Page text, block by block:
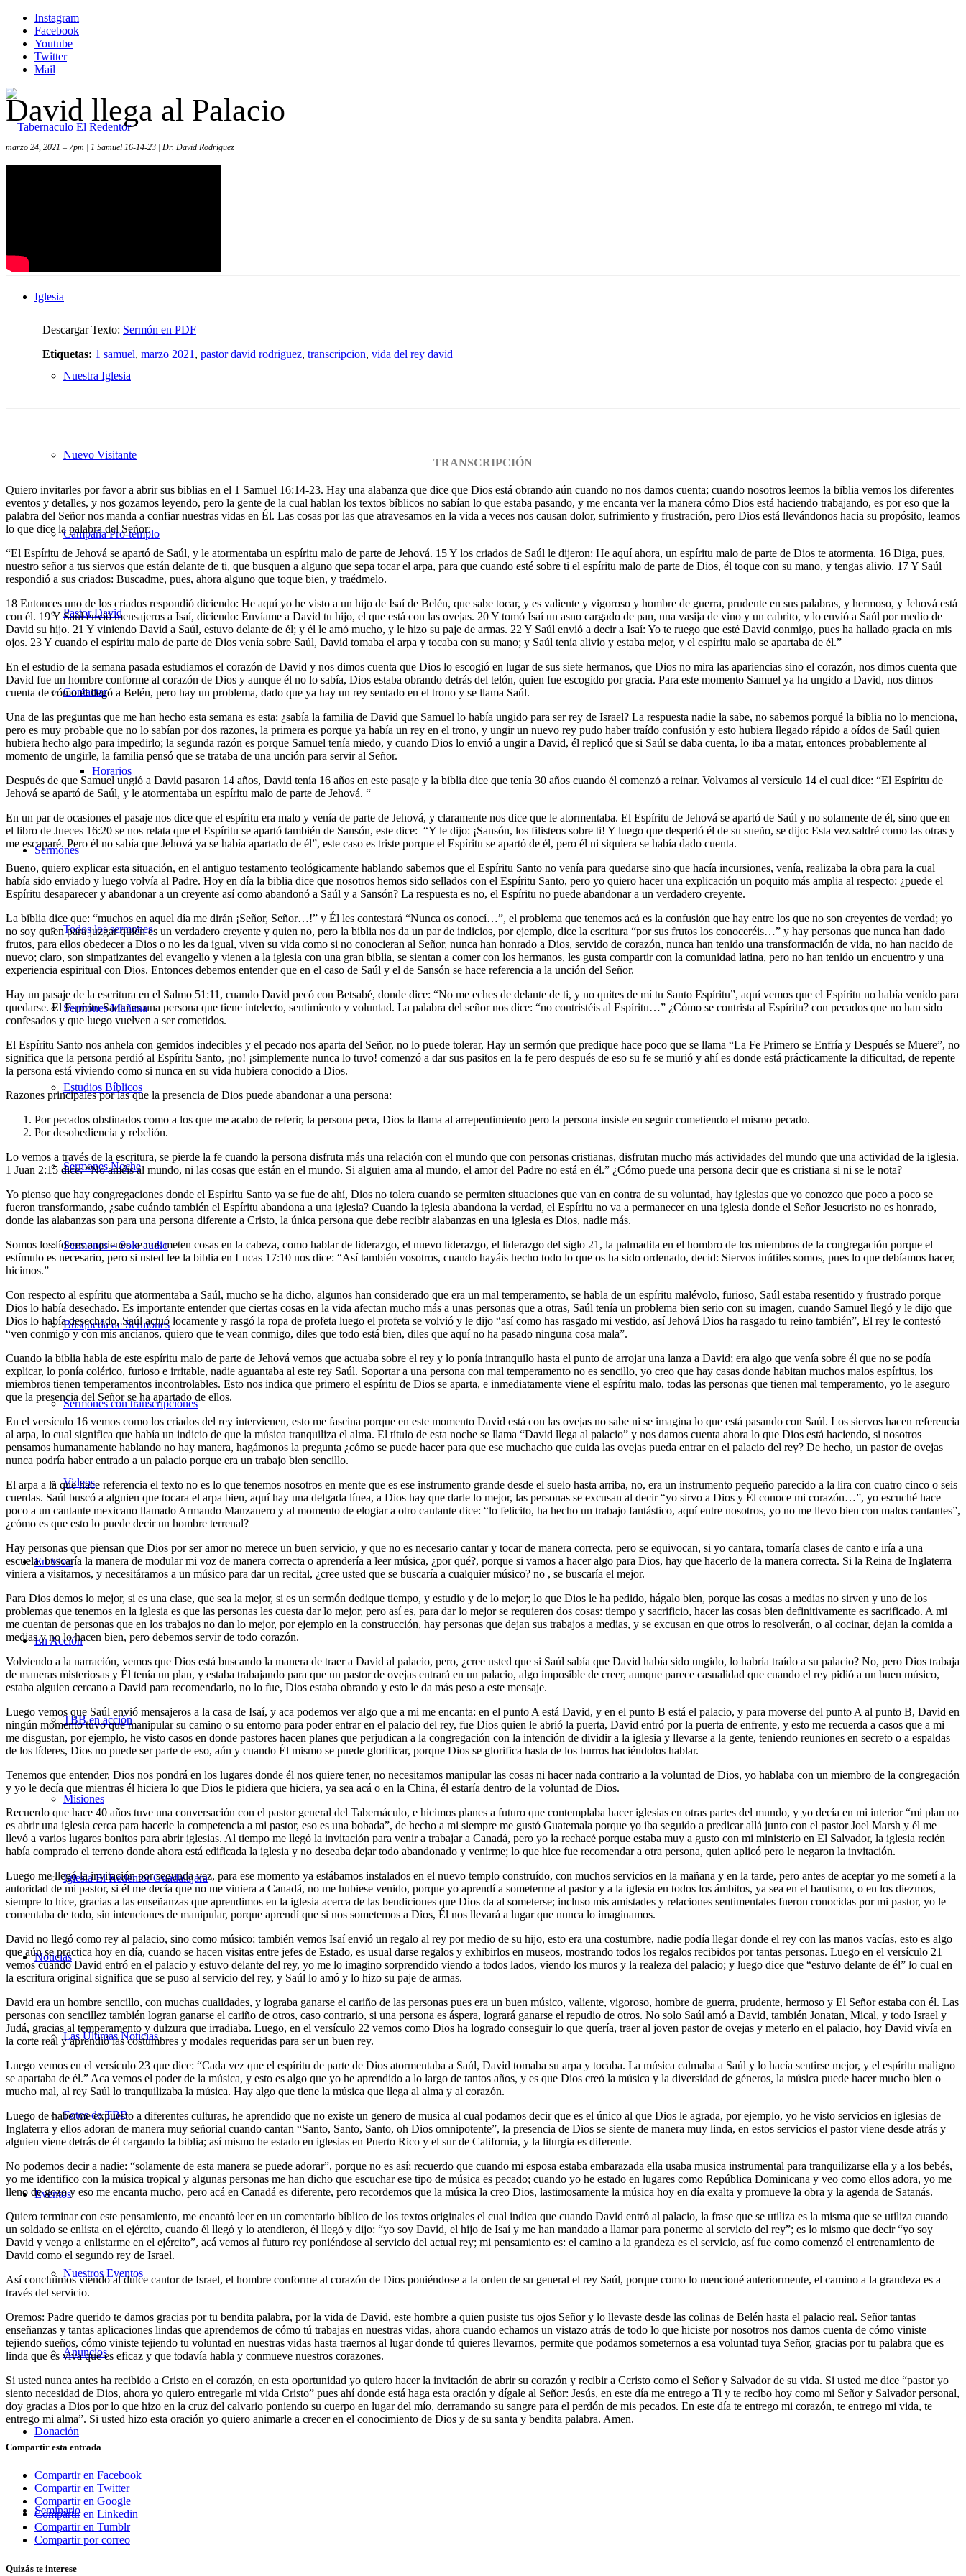
Instagram
Facebook
Youtube
Twitter
Mail
Iglesia
Nuestra Iglesia
Nuevo Visitante
Campaña Pro-templo
Pastor David
Contactar
Horarios
Sermones
Todos los sermones
Sermones Mañana
Estudios Bíblicos
Sermones Noche
Sermones – Solo audio
Búsqueda de Sermones
Sermones con transcripciones
Videos
En Vivo
En Acción
TBB en acción
Misiones
Iglesia El Redentor Guadalajara
Noticias
Las Últimas Noticias
Fotos de TBB
Eventos
Nuestros Eventos
Anuncios
Donación
Seminario
David llega al Palacio
marzo 24, 2021 – 7pm | 1 Samuel 16-14-23 | Dr. David Rodríguez
Descargar Texto: Sermón en PDF
Etiquetas: 1 samuel, marzo 2021 , pastor david rodriguez, transcripcion, vida del rey david
TRANSCRIPCIÓN
Quiero invitarles por favor a abrir sus biblias en el 1 Samuel 16:14-23. Hay una alabanza que dice que Dios está obrando aún cuando no nos damos cuenta; cuando nosotros leemos la biblia vemos los diferentes
eventos y detalles, y nos gozamos leyendo, pero la gente de la cual hablan los textos bíblicos no sabían lo que estaba pasando, y me encanta ver la manera cómo Dios está haciendo trabajando, es por eso que la
palabra del Señor nos manda a confiar nuestras vidas en Él. Las cosas por las que atravesamos en la vida a veces nos causan dolor, sufrimiento y frustración, pero Dios está llevándonos hacia su propósito, leamos
lo que dice la palabra del Señor:
“El Espíritu de Jehová se apartó de Saúl, y le atormentaba un espíritu malo de parte de Jehová. 15 Y los criados de Saúl le dijeron: He aquí ahora, un espíritu malo de parte de Dios te atormenta. 16 Diga, pues,
nuestro señor a tus siervos que están delante de ti, que busquen a alguno que sepa tocar el arpa, para que cuando esté sobre ti el espíritu malo de parte de Dios, él toque con su mano, y tengas alivio. 17 Y Saúl
respondió a sus criados: Buscadme, pues, ahora alguno que toque bien, y traédmelo.
18 Entonces uno de los criados respondió diciendo: He aquí yo he visto a un hijo de Isaí de Belén, que sabe tocar, y es valiente y vigoroso y hombre de guerra, prudente en sus palabras, y hermoso, y Jehová está
con él. 19 Y Saúl envió mensajeros a Isaí, diciendo: Envíame a David tu hijo, el que está con las ovejas. 20 Y tomó Isaí un asno cargado de pan, una vasija de vino y un cabrito, y lo envió a Saúl por medio de
David su hijo. 21 Y viniendo David a Saúl, estuvo delante de él; y él le amó mucho, y le hizo su paje de armas. 22 Y Saúl envió a decir a Isaí: Yo te ruego que esté David conmigo, pues ha hallado gracia en mis
ojos. 23 Y cuando el espíritu malo de parte de Dios venía sobre Saúl, David tomaba el arpa y tocaba con su mano; y Saúl tenía alivio y estaba mejor, y el espíritu malo se apartaba de él.”
En el estudio de la semana pasada estudiamos el corazón de David y nos dimos cuenta que Dios lo escogió en lugar de sus siete hermanos, que Dios no mira las apariencias sino el corazón, nos dimos cuenta que
David fue un hombre conforme al corazón de Dios y aunque él no lo sabía, Dios estaba obrando detrás del telón, quien fue escogido por gracia. Para este momento Samuel ya ha ungido a David, nos dimos
cuenta de cómo él llegó a Belén, pero hay un problema, dado que ya hay un rey sentado en el trono y se llama Saúl.
Una de las preguntas que me han hecho esta semana es esta: ¿sabía la familia de David que Samuel lo había ungido para ser rey de Israel? La respuesta nadie la sabe, no sabemos porqué la biblia no lo menciona,
pero es muy probable que no lo sabían por dos razones, la primera es porque ya había un rey en el trono, y ungir un nuevo rey pudo haber traído confusión y esto hubiera llegado rápido a oídos de Saúl quien
hubiera hecho algo para impedirlo; la segunda razón es porque Samuel tenía miedo, y cuando Dios lo envió a ungir a David, él replicó que si Saúl se daba cuenta, lo iba a matar, entonces probablemente al
momento de ungirle, la familia pensó que se trataba de una unción para servir al Señor.
Después de que Samuel ungió a David pasaron 14 años, David tenía 16 años en este pasaje y la biblia dice que tenía 30 años cuando él comenzó a reinar. Volvamos al versículo 14 el cual dice: “El Espíritu de
Jehová se apartó de Saúl, y le atormentaba un espíritu malo de parte de Jehová. “
En un par de ocasiones el pasaje nos dice que el espíritu era malo y venía de parte de Jehová, y claramente nos dice que le atormentaba. El Espíritu de Jehová se apartó de Saúl y no solamente de él, sino que en
el libro de Jueces 16:20 se nos relata que el Espíritu se apartó también de Sansón, este dice: “Y le dijo: ¡Sansón, los filisteos sobre ti! Y luego que despertó él de su sueño, se dijo: Esta vez saldré como las otras y
me escaparé. Pero él no sabía que Jehová ya se había apartado de él”, este caso es triste porque el Espíritu se apartó de él, pero él ni siquiera se había dado cuenta.
Bueno, quiero explicar esta situación, en el antiguo testamento teológicamente hablando sabemos que el Espíritu Santo no venía para quedarse sino que hacía incursiones, venía, realizaba la obra para la cual
había sido enviado y luego volvía al Padre. Hoy en día la biblia dice que nosotros hemos sido sellados con el Espíritu Santo, pero yo quiero hacer una explicación un poquito más amplia al respecto: ¿puede el
Espíritu desaparecer y abandonar a un creyente así como abandonó a Saúl y a Sansón? La respuesta es no, el Espíritu no puede abandonar a un verdadero creyente.
La biblia dice que: “muchos en aquel día me dirán ¡Señor, Señor…!” y Él les contestará “Nunca os conocí…”, el problema que tenemos acá es la confusión que hay entre los que no son creyentes de verdad; yo
no soy quien para juzgar quién es un verdadero creyente y quien no, pero la biblia nos da un par de indicios, por ejemplo, dice la escritura “por sus frutos los conoceréis…” y hay personas que nunca han dado
frutos, para ellos obedecer a Dios o no les da igual, viven su vida como si no conocieran al Señor, nunca han honrado a Dios, servido de corazón, nunca han tenido una transformación de vida, no han nacido de
nuevo; claro, son simpatizantes del evangelio y vienen a la iglesia con una gran biblia, se sientan a comer con los hermanos, les gusta compartir con la comunidad latina, pero no han tenido un encuentro y una
experiencia espiritual con Dios. Entonces debemos entender que en el caso de Saúl y el de Sansón se hace referencia a la unción del Señor.
Hay un pasaje de la escritura en el Salmo 51:11, cuando David pecó con Betsabé, donde dice: “No me eches de delante de ti, y no quites de mí tu Santo Espíritu”, aquí vemos que el Espíritu no había venido para
quedarse. El Espíritu Santo es una persona que tiene intelecto, sentimiento y voluntad. La palabra del señor nos dice: “no contristéis al Espíritu…” ¿Cómo se contrista al Espíritu? con pecados que no han sido
confesados y que luego vuelven a ser cometidos.
El Espíritu Santo nos anhela con gemidos indecibles y el pecado nos aparta del Señor, no lo puede tolerar, Hay un sermón que predique hace poco que se llama “La Fe Primero se Enfría y Después se Muere”, no
significa que la persona perdió al Espíritu Santo, ¡no! ¡simplemente nunca lo tuvo! comenzó a dar sus pasitos en la fe pero después de eso su fe se murió y ahí es donde está prácticamente la dificultad, de repente
la persona está viviendo como si nunca en su vida hubiera conocido a Dios.
Razones principales por las que la presencia de Dios puede abandonar a una persona:
Por pecados obstinados como a los que me acabo de referir, la persona peca, Dios la llama al arrepentimiento pero la persona insiste en seguir cometiendo el mismo pecado.
Por desobediencia y rebelión.
Lo vemos a través de la escritura, se pierde la fe cuando la persona disfruta más una relación con el mundo que con personas cristianas, disfrutan mucho más actividades del mundo que una actividad de la iglesia.
1 Juan 2:15 dice: “No améis al mundo, ni las cosas que están en el mundo. Si alguien ama al mundo, el amor del Padre no está en él.” ¿Cómo puede una persona decir que es cristiana si ni se le nota?
Yo pienso que hay congregaciones donde el Espíritu Santo ya se fue de ahí, Dios no tolera cuando se permiten situaciones que van en contra de su voluntad, hay iglesias que yo conozco que poco a poco se
fueron transformando, ¿sabe cuándo también el Espíritu abandona a una iglesia? Cuando la iglesia abandona la verdad, el Espíritu no va a permanecer en una iglesia donde el Señor Jesucristo no es honrado,
donde las alabanzas son para una persona diferente a Cristo, la única persona que debe recibir alabanzas en una iglesia es Dios, nadie más.
Somos los líderes a quienes se nos meten cosas en la cabeza, como hablar de liderazgo, el nuevo liderazgo, el liderazgo del siglo 21, la palmadita en el hombro de los miembros de la congregación porque el
estímulo es necesario, pero si usted lee la biblia en Lucas 17:10 nos dice: “Así también vosotros, cuando hayáis hecho todo lo que os ha sido ordenado, decid: Siervos inútiles somos, pues lo que debíamos hacer,
hicimos.”
Con respecto al espíritu que atormentaba a Saúl, mucho se ha dicho, algunos han considerado que era un mal temperamento, se habla de un espíritu malévolo, furioso, Saúl estaba resentido y frustrado porque
Dios lo había desechado. Es importante entender que ciertas cosas en la vida afectan mucho más a unas personas que a otras, Saúl tenía un problema bien serio con su imagen, cuando Samuel llegó y le dijo que
Dios lo había desechado, Saúl actuó locamente y rasgó la ropa de profeta luego el profeta se volvió y le dijo “así como has rasgado mi vestido, así Jehová Dios ha rasgado tu reino también”, El rey le contestó
“ven conmigo y con mis ancianos, quiero que te vean conmigo, diles que todo está bien, diles que aquí no ha pasado ninguna cosa mala”.
Cuando la biblia habla de este espíritu malo de parte de Jehová vemos que actuaba sobre el rey y lo ponía intranquilo hasta el punto de arrojar una lanza a David; era algo que venía sobre él que no se podía
explicar, lo ponía colérico, furioso e irritable, nadie aguantaba al este rey Saúl. Soportar a una persona con mal temperamento no es sencillo, yo creo que hay casas donde habitan muchos malos espíritus, los
miembros tienen temperamentos incontrolables. Esto nos indica que primero el espíritu de Dios se aparta, e inmediatamente viene el espíritu malo, todas las personas que tienen mal temperamento, yo le aseguro
que la presencia del Señor se ha apartado de ellos.
En el versículo 16 vemos como los criados del rey intervienen, esto me fascina porque en este momento David está con las ovejas no sabe ni se imagina lo que está pasando con Saúl. Los siervos hacen referencia
al arpa, lo cual significa que había un indicio de que la música tranquiliza el alma. El título de esta noche se llama “David llega al palacio” y nos damos cuenta ahora lo que Dios está haciendo, si nosotros
pensamos humanamente hablando no hay manera, hagámonos la pregunta ¿cómo se puede hacer para que ese muchacho que cuida las ovejas pueda entrar en el palacio del rey? De hecho, un pastor de ovejas
nunca podría haber entrado a un palacio porque era un trabajo bien sencillo.
El arpa a la que hace referencia el texto no es lo que tenemos nosotros en mente que es ese instrumento grande desde el suelo hasta arriba, no, era un instrumento pequeño parecido a la lira con cuatro cinco o seis
cuerdas. Saúl buscó a alguien que tocara el arpa bien, aquí hay una delgada línea, a Dios hay que darle lo mejor, las personas se excusan al decir “yo sirvo a Dios y Él conoce mi corazón…”, yo escuché hace
poco a un cantante mexicano llamado Armando Manzanero y al momento de elogiar a otro cantante dice: “lo felicito, ha hecho un trabajo fantástico, aquí entre nosotros, yo no me llevo bien con malos cantantes”,
¿cómo es que esto lo puede decir un hombre terrenal?
Hay personas que piensan que Dios por ser amor no merece un buen servicio, y que no es necesario cantar y tocar de manera correcta, pero se equivocan, si yo cantara, tomaría clases de canto e iría a una
escuela, buscaría la manera de modular mi voz de manera correcta o aprendería a leer música, ¿por qué?, porque si vamos a hacer algo para Dios, hay que hacerlo de la manera correcta. Si la Reina de Inglaterra
viniera a visitarnos, y necesitáramos a un músico para dar un recital, ¿cree usted que se buscaría a cualquier músico? no , se buscaría el mejor.
Para Dios demos lo mejor, si es una clase, que sea la mejor, si es un sermón dedique tiempo, y estudio y de lo mejor; lo que Dios le ha pedido, hágalo bien, porque las cosas a medias no sirven y uno de los
problemas que tenemos en la iglesia es que las personas les cuesta dar lo mejor, pero así es, para dar lo mejor se requieren dos cosas: tiempo y sacrificio, hacer las cosas bien definitivamente es sacrificado. A mi
me cuentan de personas que en los trabajos no dan lo mejor, por ejemplo en la construcción, hay personas que dejan sus trabajos a medias, y se excusan en que otros lo resolverán, o al cocinar, dejan la comida a
medias y no lo hacen bien, pero debemos servir de todo corazón.
Volviendo a la narración, vemos que Dios está buscando la manera de traer a David al palacio, pero, ¿cree usted que si Saúl sabía que David había sido ungido, lo habría traído a su palacio? No, pero Dios trabaja
de maneras misteriosas y Él tenía un plan, y estaba trabajando para que un pastor de ovejas entrará en un palacio, algo imposible de creer, aunque parece casualidad que cuando el rey pidió a un buen músico,
estaba alguien cercano a David para recomendarlo, no lo fue, Dios estaba obrando y esto le da más peso a este mensaje.
Luego vemos que Saúl envió mensajeros a la casa de Isaí, y aca podemos ver algo que a mi me encanta: en el punto A está David, y en el punto B está el palacio, y para moverse del punto A al punto B, David en
ningún momento tuvo que manipular su camino o su entorno para poder entrar en el palacio del rey, fue Dios quien le abrió la puerta, David entró por la puerta de enfrente, y esto me recuerda a casos que a mi
me disgustan, por ejemplo, he visto casos en donde pastores hacen planes que perjudican a la congregación con la intención de dividir a la iglesia y llevarse a la gente, teniendo reuniones en secreto o a espaldas
de los líderes, Dios no puede ser parte de eso, aún y cuando Él mismo se puede glorificar, porque Dios se glorifica hasta de los burros haciéndolos hablar.
Tenemos que entender, Dios nos pondrá en los lugares donde él nos quiere tener, no necesitamos manipular las cosas ni hacer nada contrario a la voluntad de Dios, yo hablaba con un miembro de la congregación
y yo le decía que mientras él hiciera lo que Dios le pidiera que hiciera, ya sea acá o en la China, él estaría dentro de la voluntad de Dios.
Recuerdo que hace 40 años tuve una conversación con el pastor general del Tabernáculo, e hicimos planes a futuro que contemplaba hacer iglesias en otras partes del mundo, y yo decía en mi interior “mi plan no
es abrir una iglesia cerca para hacerle la competencia a mi pastor, eso es una bobada”, de hecho a mi siempre me gustó Guatemala porque yo iba seguido a predicar allá junto con el pastor Joel Marsh y él me
llevó a varios lugares bonitos para abrir iglesias. Al tiempo me llegó la invitación para venir a trabajar a Canadá, pero yo la rechacé porque estaba muy a gusto con mi ministerio en El Salvador, la iglesia recién
había comprado el terreno donde ahora está edificada la iglesia y no deseaba dejar todo abandonado y venirme; lo que hice fue recomendar a otra persona, quien aplicó pero le negaron la invitación.
Luego me llegó la invitación por segunda vez, para ese momento ya estábamos instalados en el nuevo templo construído, con muchos servicios en la mañana y en la tarde, pero antes de aceptar yo me sometí a la
autoridad de mi pastor, si él me decía que no me viniera a Canadá, no me hubiese venido, porque yo aprendí a someterme al pastor y a la iglesia en todos los ámbitos, ya sea en el bautismo, o en los diezmos,
siempre lo hice, gracias a las enseñanzas que aprendimos en la iglesia acerca de las bendiciones que Dios da al someterse; incluso mis amistades y relaciones sentimentales fueron conocidas por mi pastor, yo le
comentaba de todo, sin intenciones de manipular, porque aprendí que si nos sometemos a Dios, Él nos llevará a lugar que nunca lo imaginamos.
David no llegó como rey al palacio, sino como músico; también vemos Isaí envió un regalo al rey por medio de su hijo, esto era una costumbre, nadie podía llegar donde el rey con las manos vacías, esto es algo
que aún se practica hoy en día, cuando se hacen visitas entre jefes de Estado, es usual darse regalos y exhibirlos en museos, mostrando todos los regalos recibidos por tantas personas. Luego en el versículo 21
vemos cuando David entró en el palacio y estuvo delante del rey, yo me lo imagino sorprendido viendo a todos lados, viendo los muros y la realeza del palacio; y luego dice que “estuvo delante de él” lo cual en
la escritura original significa que se puso al servicio del rey, y Saúl lo amó y lo hizo su paje de armas.
David era un hombre sencillo, con muchas cualidades, y lograba ganarse el cariño de las personas pues era un buen músico, valiente, vigoroso, hombre de guerra, prudente, hermoso y El Señor estaba con él. Las
personas con sencillez también logran ganarse el cariño de otros, caso contrario, si una persona es áspera, logrará ganarse el repudio de otros. No solo Saúl amó a David, también Jonatan, Mical, y todo Israel y
Judá, gracias al temperamento y dulzura que irradiaba. Luego, en el versículo 22 vemos como Dios ha logrado conseguir lo que quería, traer al joven pastor de ovejas y meterlo en el palacio, hoy David vivía en
la corte real y aprendió las costumbres y modales requeridas para ser un buen rey.
Luego vemos en el versículo 23 que dice: “Cada vez que el espíritu de parte de Dios atormentaba a Saúl, David tomaba su arpa y tocaba. La música calmaba a Saúl y lo hacía sentirse mejor, y el espíritu maligno
se apartaba de él.” Aca vemos el poder de la música, y esto es algo que yo he aprendido a lo largo de tantos años, y es que Dios creó la música y la diversidad de géneros, la música puede hacer mucho bien o
mucho mal, al rey Saúl lo tranquilizaba la música. Hay algo que tiene la música que llega al alma y al corazón.
Luego de haberme expuesto a diferentes culturas, he aprendido que no existe un genero de musica al cual podamos decir que es el único al que Dios le agrada, por ejemplo, yo he visto servicios en iglesias de
Inglaterra y ellos adoran de manera muy señorial cuando cantan “Santo, Santo, Santo, oh Dios omnipotente”, la presencia de Dios se siente de manera muy linda, en estos servicios el pastor viene desde atrás y
alguien viene detrás de él cargando la biblia; así mismo he estado en iglesias en Puerto Rico y el sur de California, y la liturgia es diferente.
No podemos decir a nadie: “solamente de esta manera se puede adorar”, porque no es así; recuerdo que cuando mi esposa estaba embarazada ella usaba musica instrumental para tranquilizarse ella y a los bebés,
yo me identifico con la música tropical y algunas personas me han dicho que escuchar ese tipo de música es pecado; cuando yo he estado en lugares como República Dominicana y veo como ellos adora, yo me
lleno de gozo y eso me encanta mucho, pero acá en Canadá es diferente, pero recordemos que la música la creo Dios, lastimosamente la música hoy en día exalta y promueve la obra y la agenda de Satanás.
Quiero terminar con este pensamiento, me encantó leer en un comentario bíblico de los textos originales el cual indica que cuando David entró al palacio, la frase que se utiliza es la misma que se utiliza cuando
un soldado se enlista en el ejército, cuando él llegó y lo atendieron, él llegó y dijo: “yo soy David, el hijo de Isaí y me han mandado a llamar para ponerme al servicio del rey”; es lo mismo que decir “yo soy
David y vengo a enlistarme en el ejército”, acá vemos al futuro rey poniéndose al servicio del actual rey; mi pensamiento es: el camino a la grandeza es el servicio, así fue como comenzó el entrenamiento de
David como el segundo rey de Israel.
Así concluimos viendo al dulce cantor de Israel, el hombre conforme al corazón de Dios poniéndose a la orden de su general el rey Saúl, porque como lo mencioné anteriormente, el camino a la grandeza es a
través del servicio.
Oremos: Padre querido te damos gracias por tu bendita palabra, por la vida de David, este hombre a quien pusiste tus ojos Señor y lo llevaste desde las colinas de Belén hasta el palacio real. Señor tantas
enseñanzas y tantas aplicaciones lindas que aprendemos de cómo tú trabajas en nuestras vidas, ahora cuando echamos un vistazo atrás de todo lo que hiciste por nosotros nos damos cuenta de cómo viniste
tejiendo sueños, cómo viniste tejiendo tu voluntad en nuestras vidas hasta traernos al lugar donde tú quieres llevarnos, permite que podamos someternos a esa voluntad tuya Señor, gracias por tu palabra que es
linda que es viva que es eficaz y que todavía habla y conmueve nuestros corazones.
Si usted nunca antes ha recibido a Cristo en el corazón, en esta oportunidad yo quiero hacer la invitación de abrir su corazón y recibir a Ccristo como el Señor y Salvador de su vida. Si usted me dice “pastor yo
siento necesidad de Dios, ahora yo quiero entregarle mi vida Cristo” pues ahí donde está haga esta oración y dígale al Señor: Jesús, en este día me entrego a Ti y te recibo hoy como mi Señor y Salvador personal,
doy gracias a Dios por lo que hizo en la cruz del calvario poniendo su cuerpo en lugar del mío, derramando su sangre para el perdón de mis pecados. En este día te entrego mi corazón, te entrego mi vida, te
entrego mi alma”. Si usted hizo esta oración yo quiero animarle a crecer en el conocimiento de Dios y de su santa y bendita palabra. Amen.
Compartir esta entrada
Compartir en Facebook
Compartir en Twitter
Compartir en Google+
Compartir en Linkedin
Compartir en Tumblr
Compartir por correo
Quizás te interese